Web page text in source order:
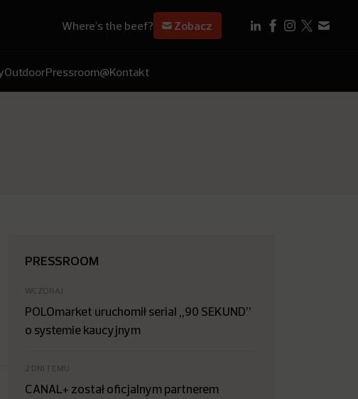
Where's the beef? Zobacz
OutdoorPressroom@Kontakt
PRESSROOM
WCZORAJ
POLOmarket uruchomił serial „90 SEKUND”
o systemie kaucyjnym
2 DNI TEMU
CANAL+ został oficjalnym partnerem